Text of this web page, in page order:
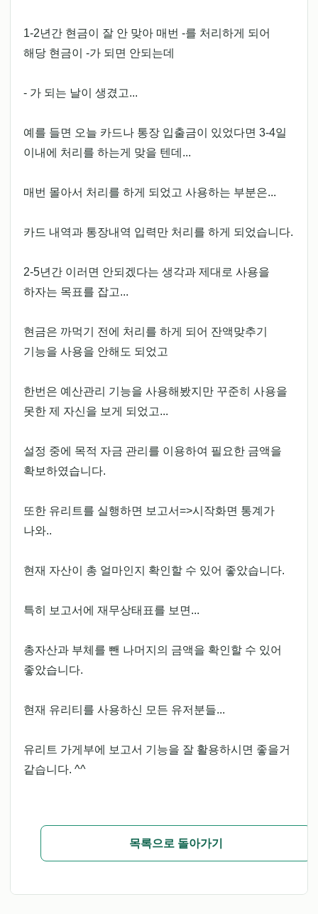
1-2년간 현금이 잘 안 맞아 매번 -를 처리하게 되어
해당 현금이 -가 되면 안되는데
- 가 되는 날이 생겼고...
예를 들면 오늘 카드나 통장 입출금이 있었다면 3-4일
이내에 처리를 하는게 맞을 텐데...
매번 몰아서 처리를 하게 되었고 사용하는 부분은...
카드 내역과 통장내역 입력만 처리를 하게 되었습니다.
2-5년간 이러면 안되겠다는 생각과 제대로 사용을
하자는 목표를 잡고...
현금은 까먹기 전에 처리를 하게 되어 잔액맞추기
기능을 사용을 안해도 되었고
한번은 예산관리 기능을 사용해봤지만 꾸준히 사용을
못한 제 자신을 보게 되었고...
설정 중에 목적 자금 관리를 이용하여 필요한 금액을
확보하였습니다.
또한 유리트를 실행하면 보고서=>시작화면 통계가
나와..
현재 자산이 총 얼마인지 확인할 수 있어 좋았습니다.
특히 보고서에 재무상태표를 보면...
총자산과 부체를 뺀 나머지의 금액을 확인할 수 있어
좋았습니다.
현재 유리티를 사용하신 모든 유저분들...
유리트 가게부에 보고서 기능을 잘 활용하시면 좋을거
같습니다. ^^
목록으로 돌아가기